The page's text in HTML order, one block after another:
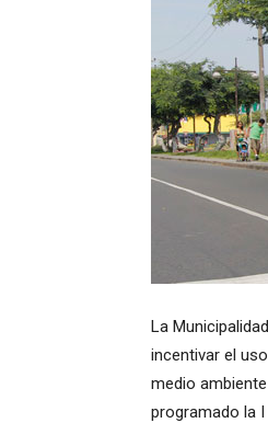
La
incentivar el
medio
programado la